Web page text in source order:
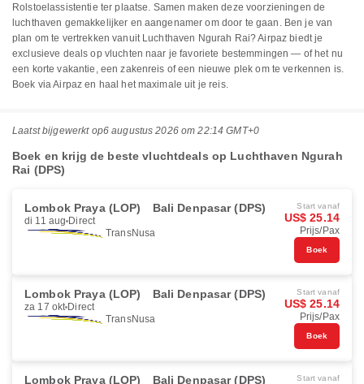
Rolstoelassistentie ter plaatse. Samen maken deze voorzieningen de
luchthaven gemakkelijker en aangenamer om door te gaan. Ben je van
plan om te vertrekken vanuit Luchthaven Ngurah Rai? Airpaz biedt je
exclusieve deals op vluchten naar je favoriete bestemmingen — of het nu
een korte vakantie, een zakenreis of een nieuwe plek om te verkennen is.
Boek via Airpaz en haal het maximale uit je reis.
Laatst bijgewerkt op6 augustus 2026 om 22:14 GMT+0
Boek en krijg de beste vluchtdeals op Luchthaven Ngurah
Rai (DPS)
Lombok Praya (LOP) Bali Denpasar (DPS)
di 11 aug Direct
TransNusa
Start vanaf
US$ 25.14
Prijs/Pax
Boek
Lombok Praya (LOP) Bali Denpasar (DPS)
za 17 okt Direct
TransNusa
Start vanaf
US$ 25.14
Prijs/Pax
Boek
Lombok Praya (LOP) Bali Denpasar (DPS) Start vanaf